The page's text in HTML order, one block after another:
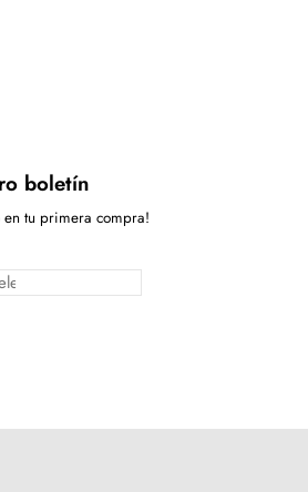
boletín
en tu primera compra!